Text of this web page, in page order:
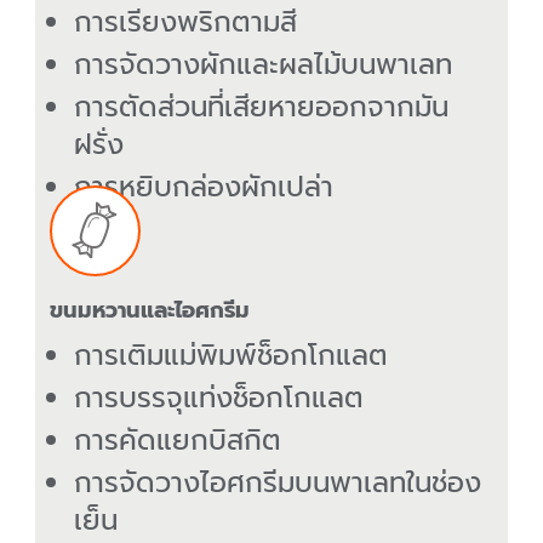
การเรียงพริกตามสี
การจัดวางผักและผลไม้บนพาเลท
การตัดส่วนที่เสียหายออกจากมัน
ฝรั่ง
การหยิบกล่องผักเปล่า
ขนมหวานและไอศกรีม
การเติมแม่พิมพ์ช็อกโกแลต
การบรรจุแท่งช็อกโกแลต
การคัดแยกบิสกิต
การจัดวางไอศกรีมบนพาเลทในช่อง
เย็น